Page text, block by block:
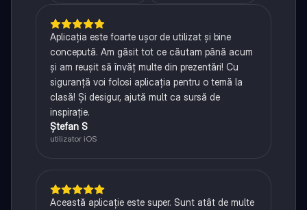
Aplicația este foarte ușor de utilizat și bine
concepută. Am găsit tot ce căutam până acum
și am reușit să învăț multe din prezentări! Cu
siguranță voi folosi aplicația pentru o temă la
clasă! Și desigur, ajută mult ca sursă de
inspirație.
Ștefan S
utilizator iOS
Această aplicație este super. Sunt atât de multe